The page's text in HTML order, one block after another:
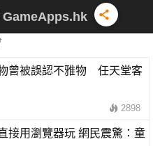
GameApps.hk
曾被誤認不雅物 任天堂客
2898
接用瀏覽器玩 網民震驚：童